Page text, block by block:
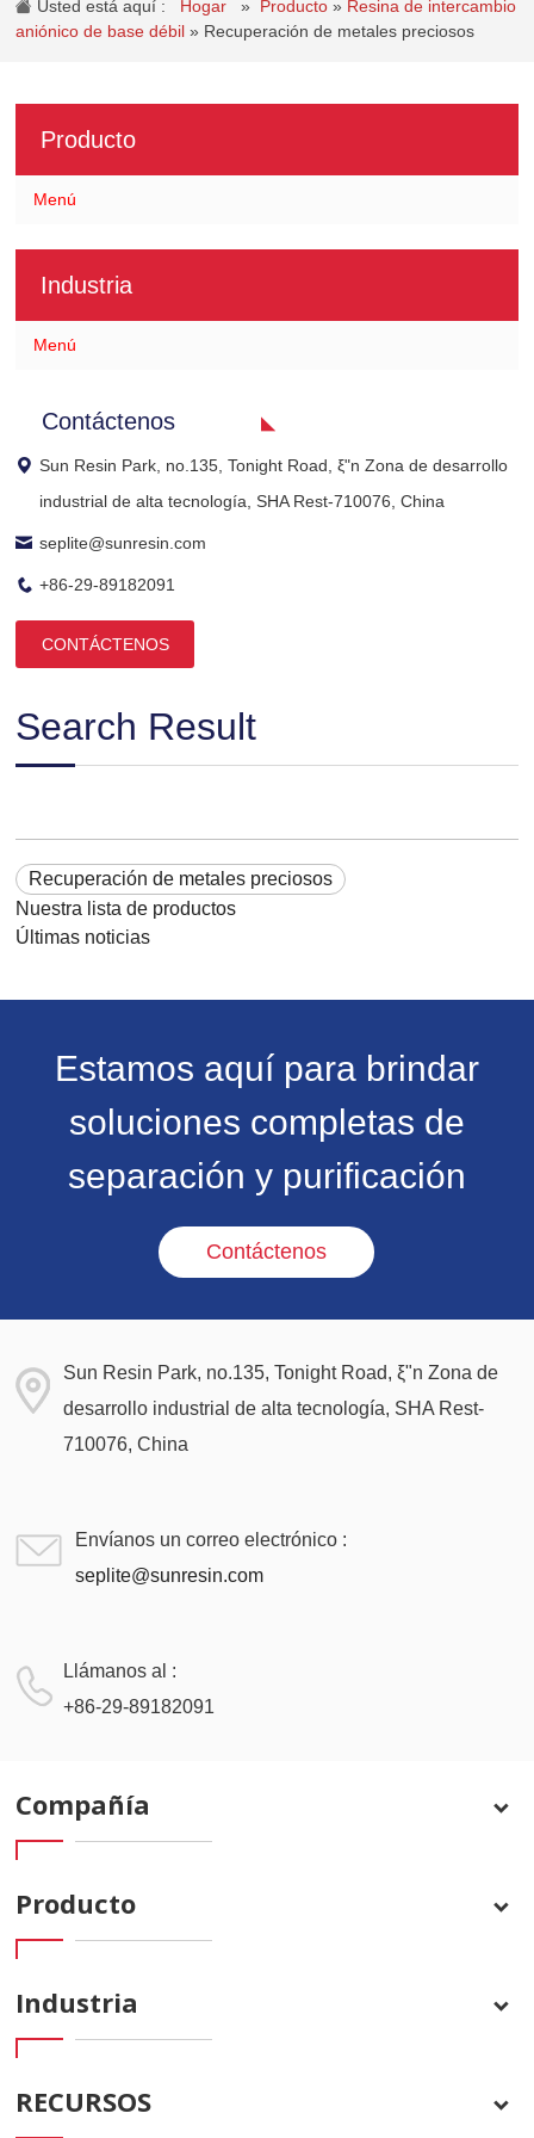
Usted está aquí : Hogar » Producto» Resina de intercambio
aniónico de base débil» Recuperación de metales preciosos
Producto
Menú
Industria
Menú
Contáctenos
Sun Resin Park, no.135, Tonight Road, ξ"n Zona de desarrollo
industrial de alta tecnología, SHA Rest-710076, China
seplite@sunresin.com
+86-29-89182091
CONTÁCTENOS
Search Result
Recuperación de metales preciosos
Nuestra lista de productos
Últimas noticias
Estamos aquí para brindar
soluciones completas de
separación y purificación
Contáctenos
Sun Resin Park, no.135, Tonight Road, ξ"n Zona de
desarrollo industrial de alta tecnología, SHA Rest-
710076, China
Envíanos un correo electrónico :
seplite@sunresin.com
Llámanos al :
+86-29-89182091
Compañía
Producto
Industria
RECURSOS